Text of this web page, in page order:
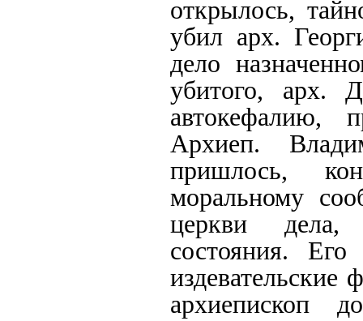
открылось,
убил арх.
дело
убитого, арх.
автокефалию,
Архиеп.
пришлось,
моральному
церкви дела,
состояния.
архиепископ